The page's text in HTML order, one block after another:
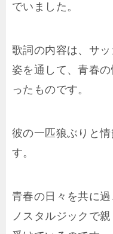
でいました。
歌詞の内容は、サ
姿を通して、青春
ったものです。
彼の一匹狼ぶりと
す。
青春の日々を共に過
ノスタルジックで